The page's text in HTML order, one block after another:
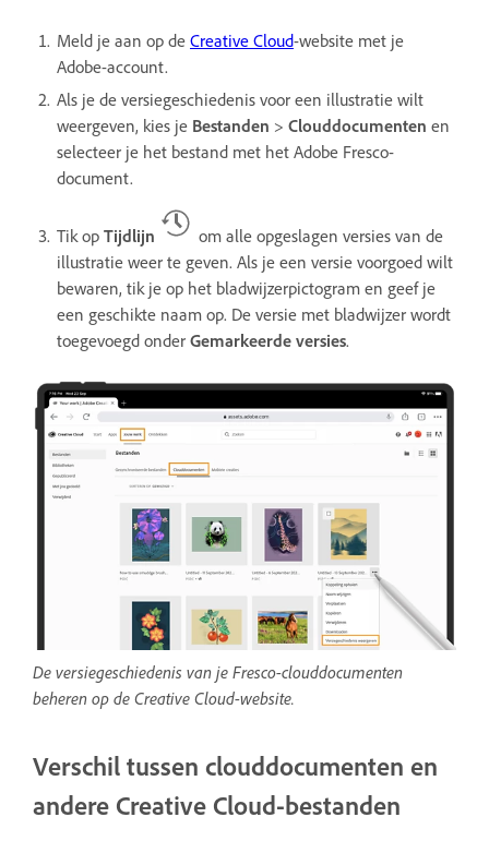
Meld je aan op de Creative Cloud-website met je
Adobe-account.
Als je de versiegeschiedenis voor een illustratie wilt
weergeven, kies je Bestanden > Clouddocumenten en
selecteer je het bestand met het Adobe Fresco-
document.
Tik op Tijdlijn
om alle opgeslagen versies van de
illustratie weer te geven. Als je een versie voorgoed wilt
bewaren, tik je op het bladwijzerpictogram en geef je
een geschikte naam op. De versie met bladwijzer wordt
toegevoegd onder Gemarkeerde versies.
De versiegeschiedenis van je Fresco-clouddocumenten
beheren op de Creative Cloud-website.
Verschil tussen clouddocumenten en
andere Creative Cloud-bestanden